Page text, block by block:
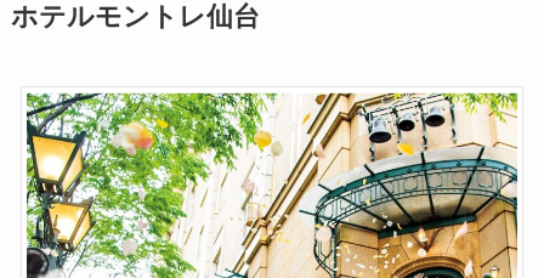
ホテルモントレ仙台